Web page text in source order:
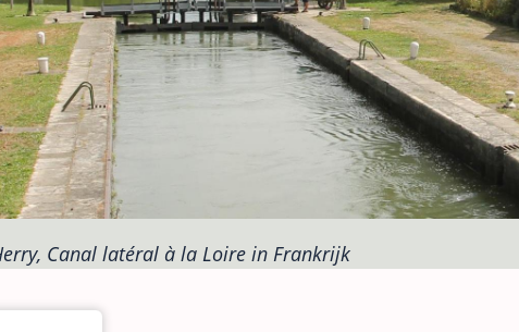
Canal latéral à la Loire in Frankrijk